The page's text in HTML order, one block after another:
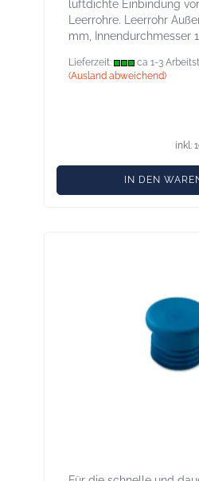
luftdichte Einbindung
Leerrohre. Leerrohr
mm, Innendurchmesser
Lieferzeit:
ca 1-3
(Ausland abweichend)
inkl.
IN DEN